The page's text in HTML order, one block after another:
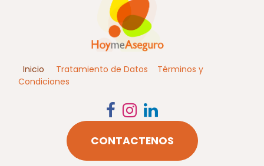
Inicio Tratamiento de Datos
Términos y
Condiciones
CONTACTENOS